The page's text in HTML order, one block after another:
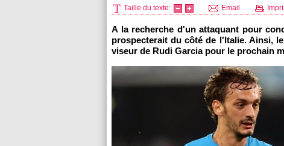
Taille du texte: Email
A la recherche d'un attaquant pour
prospecterait du côté de l'Italie. Ainsi,
viseur de Rudi Garcia pour le prochain